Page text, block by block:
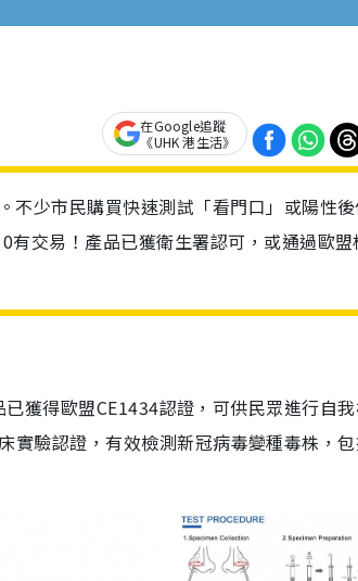
在Google追蹤
《UHK 港生活》
不少市民購買快速測試「看門口」或陽性
交易！產品已獲衛生署認可，或通過歐盟
獲得歐盟CE1434認證，可供民眾進行自
實驗認證，有效檢測新冠病毒變種毒株，